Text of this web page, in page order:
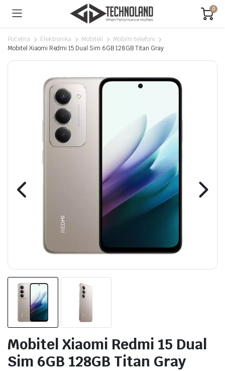
0
Početna Elektronika Mobiteli
Mobilni telefoni
Mobitel Xiaomi Redmi 15 Dual Sim 6GB 128GB Titan Gray
Mobitel Xiaomi Redmi 15 Dual
Sim 6GB 128GB Titan Gray